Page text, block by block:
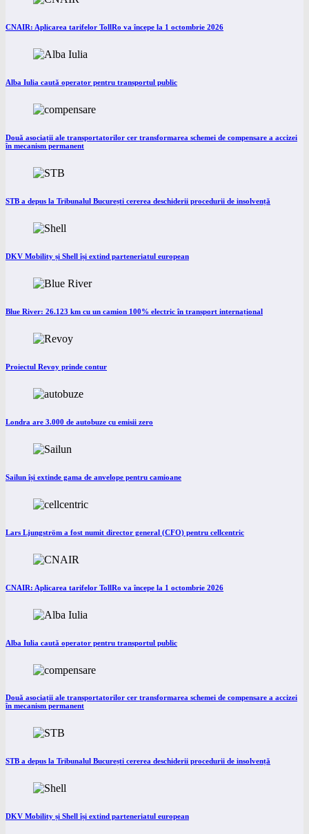
CNAIR: Aplicarea tarifelor TollRo va începe la 1 octombrie 2026
Alba Iulia caută operator pentru transportul public
Două asociații ale transportatorilor cer transformarea schemei de compensare a accizei
în mecanism permanent
STB a depus la Tribunalul București cererea deschiderii procedurii de insolvență
DKV Mobility și Shell își extind parteneriatul european
Blue River: 26.123 km cu un camion 100% electric în transport internațional
Proiectul Revoy prinde contur
Londra are 3.000 de autobuze cu emisii zero
Sailun își extinde gama de anvelope pentru camioane
Lars Ljungström a fost numit director general (CFO) pentru cellcentric
CNAIR: Aplicarea tarifelor TollRo va începe la 1 octombrie 2026
Alba Iulia caută operator pentru transportul public
Două asociații ale transportatorilor cer transformarea schemei de compensare a accizei
în mecanism permanent
STB a depus la Tribunalul București cererea deschiderii procedurii de insolvență
DKV Mobility și Shell își extind parteneriatul european